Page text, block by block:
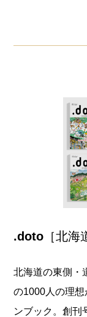
.doto ［北海
北海道の東側・
の1000人の理
ンブック。創刊